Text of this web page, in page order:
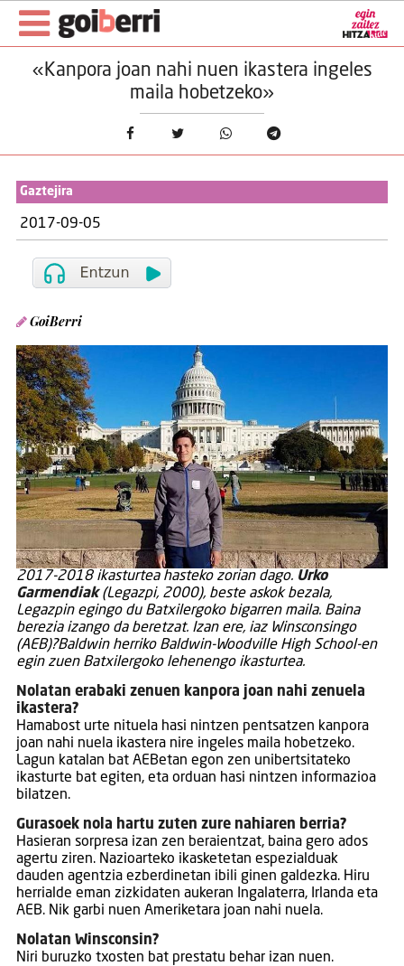
«Kanpora joan nahi nuen ikastera ingeles
maila hobetzeko»
Gaztejira
2017-09-05
GoiBerri
2017-2018 ikasturtea hasteko zorian dago. Urko
Garmendiak(Legazpi, 2000), beste askok bezala,
Legazpin egingo du Batxilergoko bigarren maila. Baina
berezia izango da beretzat. Izan ere, iaz Winsconsingo
(AEB)?Baldwin herriko Baldwin-Woodville High School-en
egin zuen Batxilergoko lehenengo ikasturtea.
Nolatan erabaki zenuen kanpora joan nahi zenuela
ikastera?
Hamabost urte nituela hasi nintzen pentsatzen kanpora
joan nahi nuela ikastera nire ingeles maila hobetzeko.
Lagun katalan bat AEBetan egon zen unibertsitateko
ikasturte bat egiten, eta orduan hasi nintzen informazioa
bilatzen.
Gurasoek nola hartu zuten zure nahiaren berria?
Hasieran sorpresa izan zen beraientzat, baina gero ados
agertu ziren. Nazioarteko ikasketetan espezialduak
dauden agentzia ezberdinetan ibili ginen galdezka. Hiru
herrialde eman zizkidaten aukeran Ingalaterra, Irlanda eta
AEB. Nik garbi nuen Ameriketara joan nahi nuela.
Nolatan Winsconsin?
Niri buruzko txosten bat prestatu behar izan nuen.